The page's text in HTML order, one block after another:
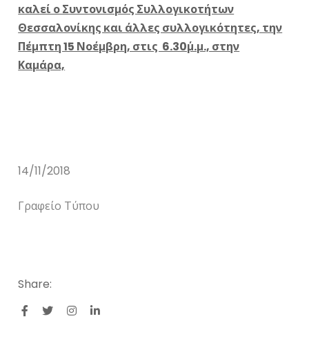
καλεί ο Συντονισμός Συλλογικοτήτων
Θεσσαλονίκης και άλλες συλλογικότητες, την
Πέμπτη 15 Νοέμβρη, στις 6.30΄μ.μ., στην
Καμάρα,
14/11/2018
Γραφείο Τύπου
Share: